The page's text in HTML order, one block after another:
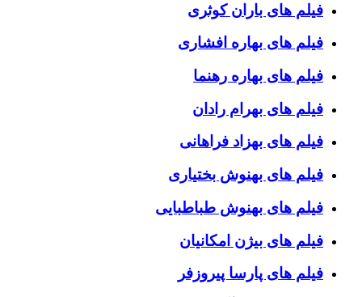
فیلم های باران کوثری
فیلم های بهاره افشاری
فیلم های بهاره رهنما
فیلم های بهرام رادان
فیلم های بهزاد فراهانی
فیلم های بهنوش بختیاری
فیلم های بهنوش طباطبایی
فیلم های بیژن امکانیان
فیلم های پارسا پیروزفر